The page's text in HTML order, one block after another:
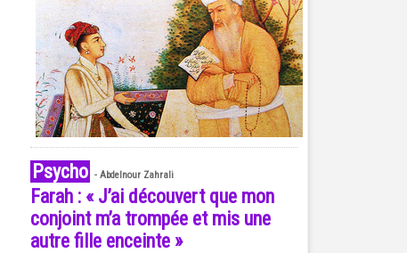
Psycho - Abdelnour Zahrali
Farah : « J’ai découvert que mon
conjoint m’a trompée et mis une
autre fille enceinte »